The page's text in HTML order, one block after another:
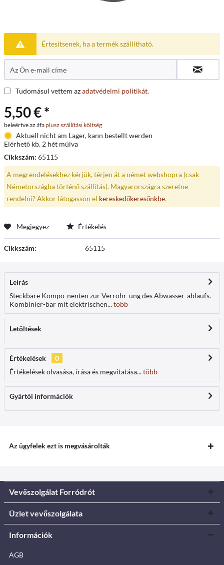
Értesítsenek, ha a termék szállítható.
Tudomásul vettem azadatvédelmi politikát.
5,50 € *
beleértve az áfaplusz szállítási költség
Aktuell nicht am Lager, kann bestellt werden
Elérhető kb. 2 hét múlva
Cikkszám: 65115
A megrendelésekhez kérjük, térjen át a német webshopra (csak
Németországba történő szállítás). Magyarországra szeretne
rendelni? Akkor látogasson el kereskedőkeresőnkbe.
Megjegyez Értékelés
Cikkszám: 65115
Leírás
Steckbare Kompo-nenten zur Verrohr-ung des Abwasser-ablaufs.
Kombinier-bar mit elektrischen...több
Letöltések
Értékelések
0
Értékelések olvasása, írása és megvitatása...több
Gyártói információk
Az ügyfelek ezt is megvásárolták
Vevőszolgálat Forródrót
Üzlet vevőszolgálata
Információk
AGB